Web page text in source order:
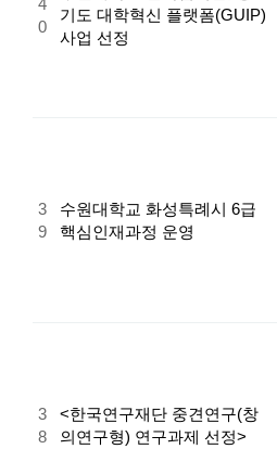
4
0
기도 대학혁신 플랫폼(GUIP)
사업 선정
3
9
수원대학교 화성특례시 6급
핵심인재과정 운영
3
8
<한국연구재단 중견연구(창
의연구형) 연구과제 선정>